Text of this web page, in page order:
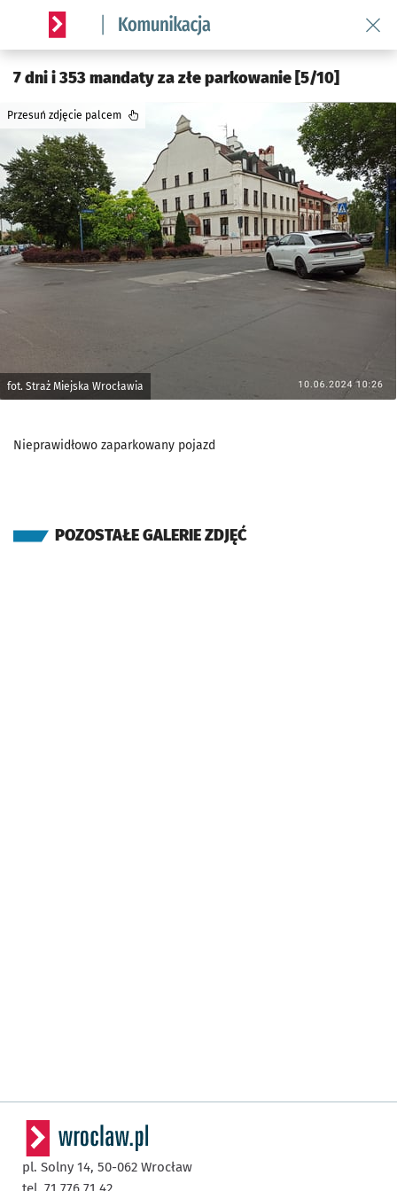
Serwis informacyjny wroclaw.pl podserwis: Komunikacja
7 dni i 353 mandaty za złe parkowanie [5/10]
fot. Straż Miejska Wrocławia
Przesuń zdjęcie palcem
Nieprawidłowo zaparkowany pojazd
POZOSTAŁE GALERIE ZDJĘĆ
pl. Solny 14, 50-062 Wrocław